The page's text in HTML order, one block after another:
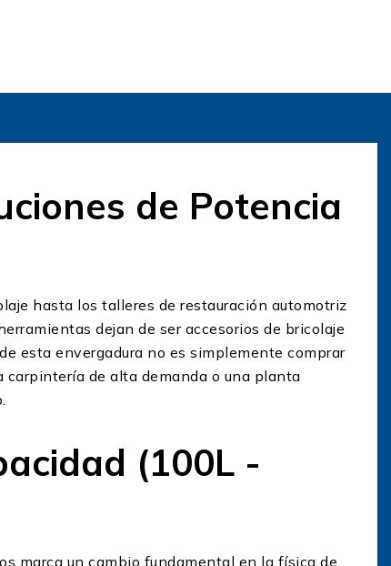
de Potencia
hasta los talleres de restauración automotriz
dejan de ser accesorios de bricolaje
esta envergadura no es simplemente comprar
carpintería de alta demanda o una planta
(100L -
marca un cambio fundamental en la física de